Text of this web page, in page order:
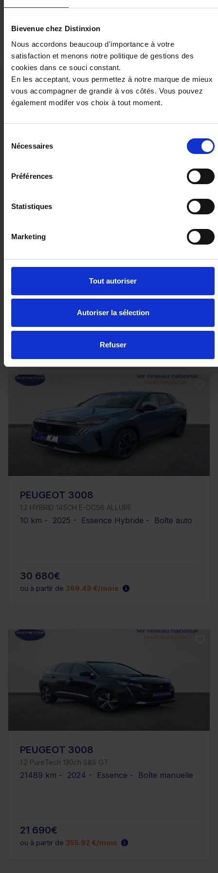
Bievenue chez Distinxion
Nous accordons beaucoup d'importance à votre
satisfaction et menons notre politique de gestions des
cookies dans ce souci constant.
En les acceptant, vous permettez à notre marque de mieux
vous accompagner de grandir à vos côtés. Vous pouvez
également modifer vos choix à tout moment.
Nécessaires
Préférences
Statistiques
Marketing
Tout autoriser
Autoriser la sélection
Refuser
Ces véhicules pourraient vous
intéresser
PEUGEOT 5008
2847 km - 2025 - Essence - Boîte auto
ou à partir de460.25 €/mois
PEUGEOT 3008
1.2 HYBRID 145CH E-DCS6 ALLURE
10 km - 2025 - Essence Hybride - Boîte auto
30 680€
ou à partir de 369.49 €/mois
PEUGEOT 3008
1.2 PureTech 130ch S&S GT
21489 km - 2024 - Essence - Boîte manuelle
21 690€
ou à partir de 355.92 €/mois